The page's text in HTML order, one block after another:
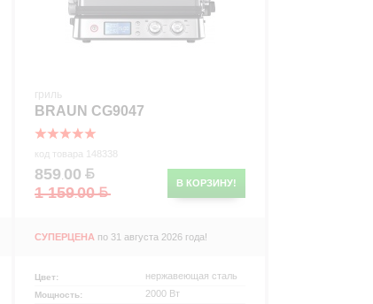
гриль
BRAUN CG9047
код товара 148338
В КОРЗИНУ!
859.00
1 159.00
СУПЕРЦЕНА по 31 августа 2026 года!
Цвет: нержавеющая сталь
Мощность: 2000 Вт